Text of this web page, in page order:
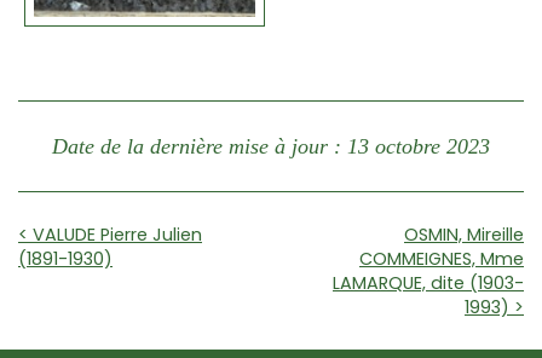
Date de la dernière mise à jour : 13 octobre 2023
< VALUDE Pierre Julien
(1891-1930)
OSMIN, Mireille
COMMEIGNES, Mme
LAMARQUE, dite (1903-
1993) >